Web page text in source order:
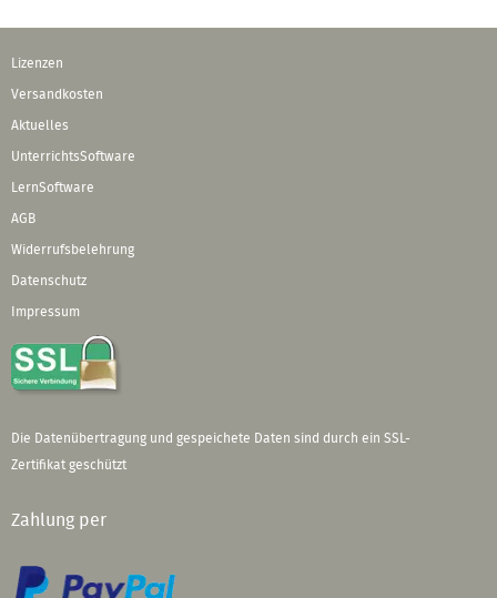
Lizenzen
Versandkosten
Aktuelles
UnterrichtsSoftware
LernSoftware
AGB
Widerrufsbelehrung
Datenschutz
Impressum
Die Datenübertragung und gespeichete Daten sind durch ein SSL-
Zertifikat geschützt
Zahlung per